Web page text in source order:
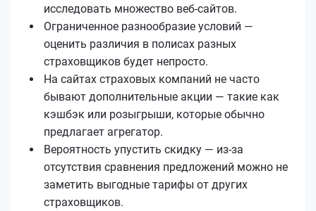
исследовать множество веб-сайтов.
Ограниченное разнообразие условий —
оценить различия в полисах разных
страховщиков будет непросто.
На сайтах страховых компаний не часто
бывают дополнительные акции — такие как
кэшбэк или розыгрыши, которые обычно
предлагает агрегатор.
Вероятность упустить скидку — из-за
отсутствия сравнения предложений можно не
заметить выгодные тарифы от других
страховщиков.